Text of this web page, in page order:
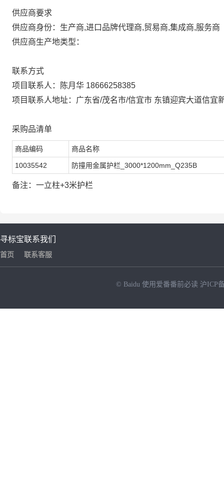
供应商要求
供应商身份：生产商,进口品牌代理商,贸易商,集成商,服务商
供应商生产地类型：
联系方式
项目联系人：陈月华 18666258385
项目联系人地址：广东省/茂名市/信宜市 东镇迎宾大道信宜
采购品清单
商品编码 商品名称
10035542 防撞用金属护栏_3000*1200mm_Q235B
备注：一立柱+3米护栏
寻标宝
首页
联系我们
联系客服
© Baidu 使用爱番番前必读 沪ICP